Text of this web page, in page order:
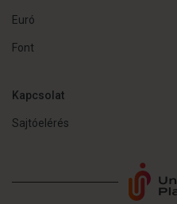
Euró
Font
Kapcsolat
Sajtóelérés